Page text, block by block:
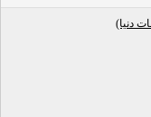
دنیا)